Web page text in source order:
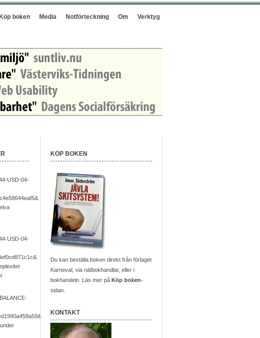
Köp boken Media Notförteckning Om Verktyg
USD-04-
USD-04-
KÖP BOKEN
Du kan beställa boken direkt från förlaget
Karneval, via nätbokhandlar, eller i
bokhandeln. Läs mer på Köp boken-
sidan.
KONTAKT